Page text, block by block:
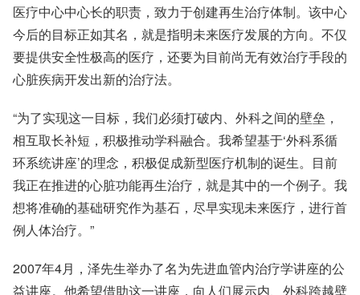
医疗中心中心长的职责，致力于创建再生治疗体制。该中心
今后的目标正如其名，就是指明未来医疗发展的方向。不仅
要提供安全性极高的医疗，还要为目前尚无有效治疗手段的
心脏疾病开发出新的治疗法。
“为了实现这一目标，我们必须打破内、外科之间的壁垒，
相互取长补短，积极推动学科融合。我希望基于‘外科系循
环系统讲座’的理念，积极促成新型医疗机制的诞生。目前
我正在推进的心脏功能再生治疗，就是其中的一个例子。我
想将准确的基础研究作为基石，尽早实现未来医疗，进行首
例人体治疗。”
2007年4月，泽先生举办了名为先进血管内治疗学讲座的公
益讲座。他希望借助这一讲座，向人们展示内、外科跨越壁